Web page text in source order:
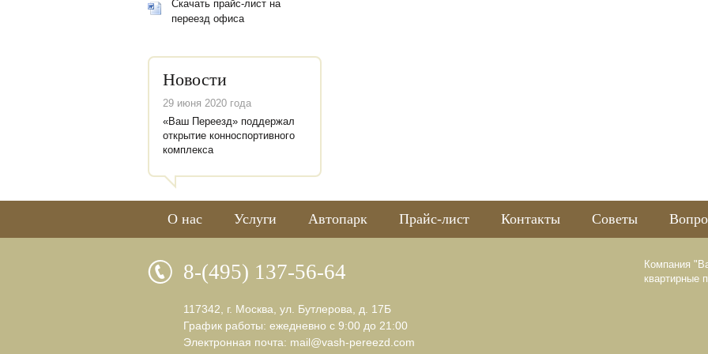
Скачать прайс-лист на
переезд офиса
Новости
29 июня 2020 года
«Ваш Переезд» поддержал
открытие конноспортивного
комплекса
О нас Услуги Автопарк Прайс-лист Контакты Советы
8-(495) 137-56-64
117342, г. Москва, ул. Бутлерова, д. 17Б
График работы: ежедневно с 9:00 до 21:00
Электронная почта: mail@vash-pereezd.com
Компания
квартирные